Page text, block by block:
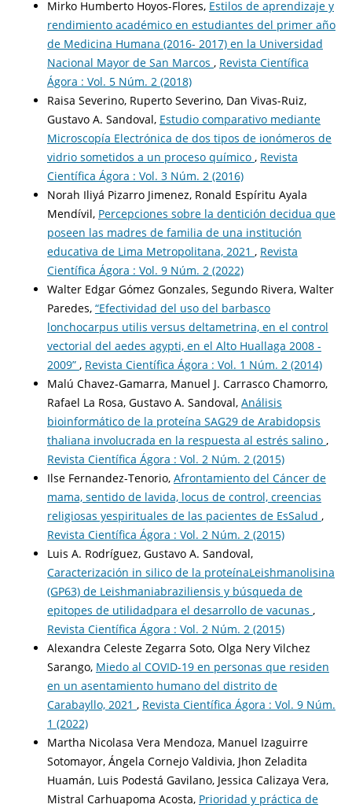
Mirko Humberto Hoyos-Flores, Estilos de aprendizaje y
rendimiento académico en estudiantes del primer año
de Medicina Humana (2016- 2017) en la Universidad
Nacional Mayor de San Marcos , Revista Científica
Ágora : Vol. 5 Núm. 2 (2018)
Raisa Severino, Ruperto Severino, Dan Vivas-Ruiz,
Gustavo A. Sandoval, Estudio comparativo mediante
Microscopía Electrónica de dos tipos de ionómeros de
vidrio sometidos a un proceso químico , Revista
Científica Ágora : Vol. 3 Núm. 2 (2016)
Norah Iliyá Pizarro Jimenez, Ronald Espíritu Ayala
Mendívil, Percepciones sobre la dentición decidua que
poseen las madres de familia de una institución
educativa de Lima Metropolitana, 2021 , Revista
Científica Ágora : Vol. 9 Núm. 2 (2022)
Walter Edgar Gómez Gonzales, Segundo Rivera, Walter
Paredes, “Efectividad del uso del barbasco
lonchocarpus utilis versus deltametrina, en el control
vectorial del aedes agypti, en el Alto Huallaga 2008 -
2009” , Revista Científica Ágora : Vol. 1 Núm. 2 (2014)
Malú Chavez-Gamarra, Manuel J. Carrasco Chamorro,
Rafael La Rosa, Gustavo A. Sandoval, Análisis
bioinformático de la proteína SAG29 de Arabidopsis
thaliana involucrada en la respuesta al estrés salino ,
Revista Científica Ágora : Vol. 2 Núm. 2 (2015)
Ilse Fernandez-Tenorio, Afrontamiento del Cáncer de
mama, sentido de lavida, locus de control, creencias
religiosas yespirituales de las pacientes de EsSalud ,
Revista Científica Ágora : Vol. 2 Núm. 2 (2015)
Luis A. Rodríguez, Gustavo A. Sandoval,
Caracterización in silico de la proteínaLeishmanolisina
(GP63) de Leishmaniabraziliensis y búsqueda de
epitopes de utilidadpara el desarrollo de vacunas ,
Revista Científica Ágora : Vol. 2 Núm. 2 (2015)
Alexandra Celeste Zegarra Soto, Olga Nery Vilchez
Sarango, Miedo al COVID-19 en personas que residen
en un asentamiento humano del distrito de
Carabayllo, 2021 , Revista Científica Ágora : Vol. 9 Núm.
1 (2022)
Martha Nicolasa Vera Mendoza, Manuel Izaguirre
Sotomayor, Ángela Cornejo Valdivia, Jhon Zeladita
Huamán, Luis Podestá Gavilano, Jessica Calizaya Vera,
Mistral Carhuapoma Acosta, Prioridad y práctica de